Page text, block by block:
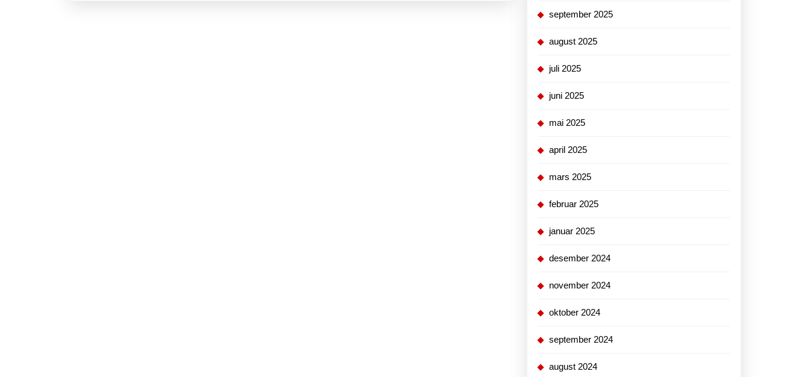
september 2025
august 2025
juli 2025
juni 2025
mai 2025
april 2025
mars 2025
februar 2025
januar 2025
desember 2024
november 2024
oktober 2024
september 2024
august 2024